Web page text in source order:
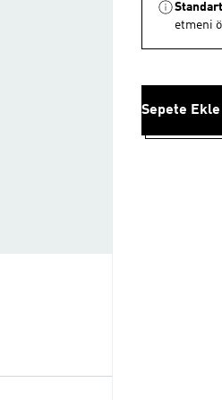
etmeni
Sepete Ekle